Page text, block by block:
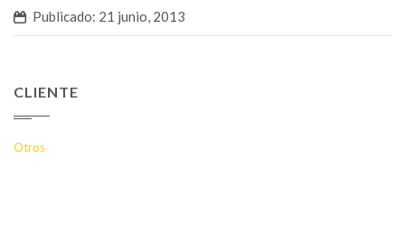
Publicado: 21 junio, 2013
CLIENTE
Otros